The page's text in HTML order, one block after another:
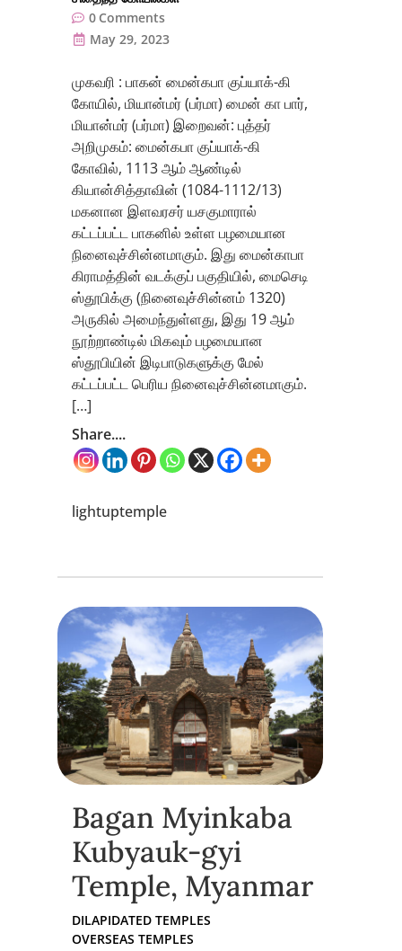
0 Comments
May 29, 2023
முகவரி : பாகன் மைன்கபா குப்யாக்-கி
கோயில், மியான்மர் (பர்மா) மைன் கா பார்,
மியான்மர் (பர்மா) இறைவன்: புத்தர்
அறிமுகம்: மைன்கபா குப்யாக்-கி
கோவில், 1113 ஆம் ஆண்டில்
கியான்சித்தாவின் (1084-1112/13)
மகனான இளவரசர் யசகுமாரால்
கட்டப்பட்ட பாகனில் உள்ள பழமையான
நினைவுச்சின்னமாகும். இது மைன்காபா
கிராமத்தின் வடக்குப் பகுதியில், மைசெடி
ஸ்தூபிக்கு (நினைவுச்சின்னம் 1320)
அருகில் அமைந்துள்ளது, இது 19 ஆம்
நூற்றாண்டில் மிகவும் பழமையான
ஸ்தூபியின் இடிபாடுகளுக்கு மேல்
கட்டப்பட்ட பெரிய நினைவுச்சின்னமாகும்.
[…]
Share....
lightuptemple
Bagan Myinkaba
Kubyauk-gyi
Temple, Myanmar
DILAPIDATED TEMPLES
OVERSEAS TEMPLES